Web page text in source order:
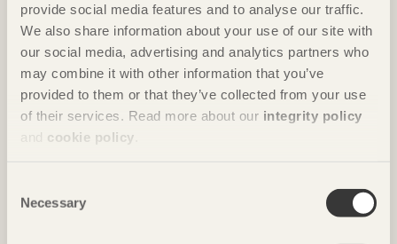
provide social media features and to analyse our traffic.
We also share information about your use of our site with
our social media, advertising and analytics partners who
may combine it with other information that you’ve
provided to them or that they’ve collected from your use
of their services. Read more about our integrity policy
and cookie policy
Selection
Necessary
Gästhus ger by nytt liv